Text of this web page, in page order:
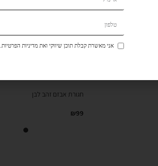
חגורת אבזם זהב לבן
₪99
אני מאשרת קבלת תוכן שיווקי ואת מדיניות הפרטיות.